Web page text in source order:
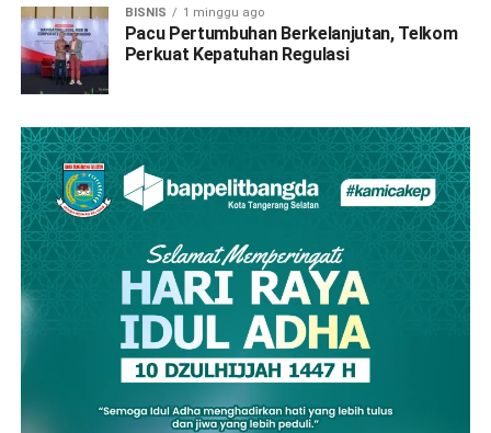
BISNIS 1 minggu ago
Pacu Pertumbuhan Berkelanjutan, Telkom
Perkuat Kepatuhan Regulasi